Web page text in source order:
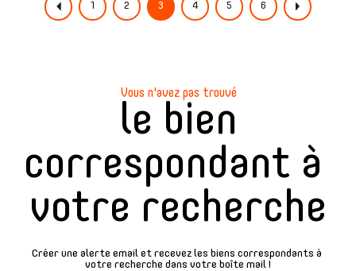
1 2 3 4 5 6
Vous n'avez pas trouvé
le bien
correspondant à
votre recherche
Créer une alerte email et recevez les biens correspondants à
votre recherche dans votre boîte mail !